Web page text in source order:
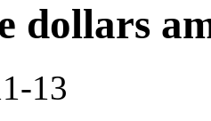
dollars
13